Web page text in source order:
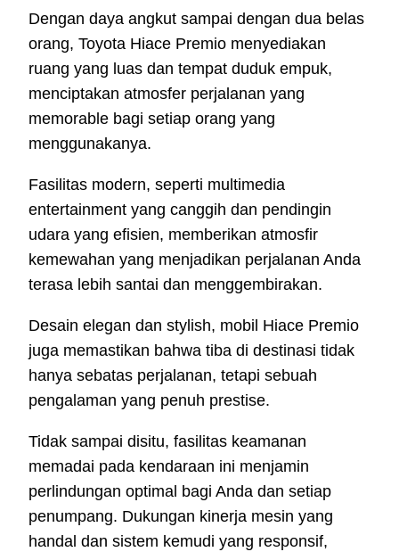
Dengan daya angkut sampai dengan dua belas
orang, Toyota Hiace Premio menyediakan
ruang yang luas dan tempat duduk empuk,
menciptakan atmosfer perjalanan yang
memorable bagi setiap orang yang
menggunakanya.
Fasilitas modern, seperti multimedia
entertainment yang canggih dan pendingin
udara yang efisien, memberikan atmosfir
kemewahan yang menjadikan perjalanan Anda
terasa lebih santai dan menggembirakan.
Desain elegan dan stylish, mobil Hiace Premio
juga memastikan bahwa tiba di destinasi tidak
hanya sebatas perjalanan, tetapi sebuah
pengalaman yang penuh prestise.
Tidak sampai disitu, fasilitas keamanan
memadai pada kendaraan ini menjamin
perlindungan optimal bagi Anda dan setiap
penumpang. Dukungan kinerja mesin yang
handal dan sistem kemudi yang responsif,